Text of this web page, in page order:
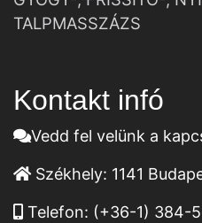
TALPMASSZÁZS
Kontakt infó
Vedd fel velünk a
Székhely: 1141
Telefon: (+36-1) 384-